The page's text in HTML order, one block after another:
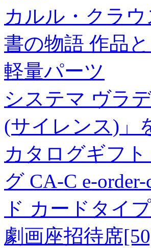
カルル・クラ
書の物語 作品
軽量パーツ
システマ ヴラ
(サイレンス)」
カタログギフ
グ CA-C e-
ド カードタイプ
劇画座招待席